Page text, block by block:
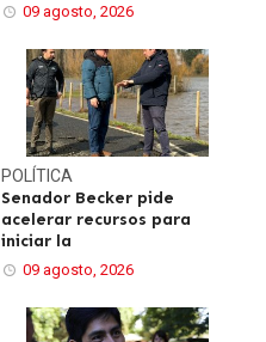
09 agosto, 2026
POLÍTICA
Senador Becker pide
acelerar recursos para
iniciar la
09 agosto, 2026